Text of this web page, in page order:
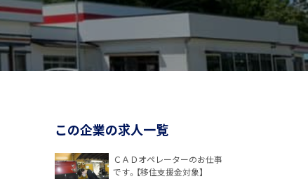
この企業の求人一覧
ＣＡＤオペレーターのお仕事
です。【移住支援金対象】